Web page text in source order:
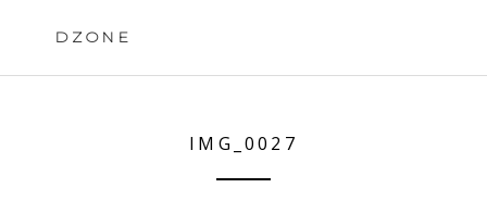
DZONE
IMG_0027